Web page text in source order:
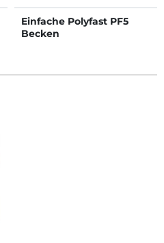
Einfache Polyfast PF5
Becken